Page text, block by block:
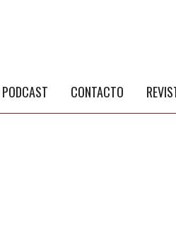
PODCAST CONTACTO